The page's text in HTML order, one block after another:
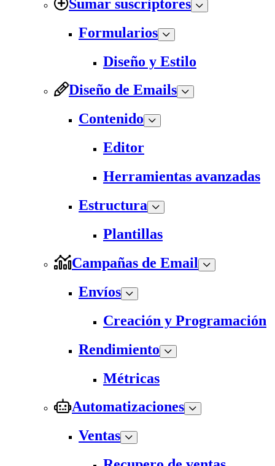
Sumar suscriptores
Formularios
Diseño y Estilo
Diseño de Emails
Contenido
Editor
Herramientas avanzadas
Estructura
Plantillas
Campañas de Email
Envíos
Creación y Programación
Rendimiento
Métricas
Automatizaciones
Ventas